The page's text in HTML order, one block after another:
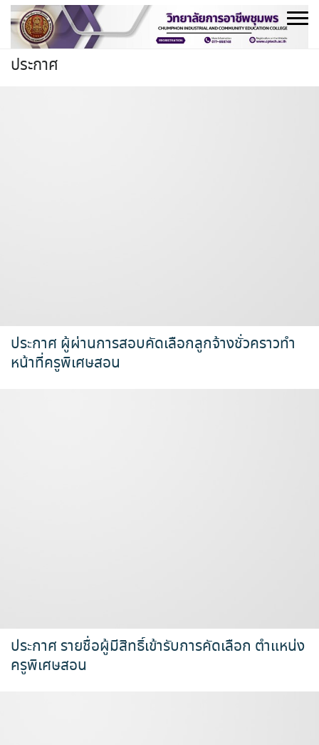
Skip
content
ประกาศ
ประกาศ ผู้ผ่านการสอบคัดเลือกลูกจ้างชั่วคราวทำ
หน้าที่ครูพิเศษสอน
ประกาศ รายชื่อผู้มีสิทธิ์เข้ารับการคัดเลือก ตำแหน่ง
ครูพิเศษสอน